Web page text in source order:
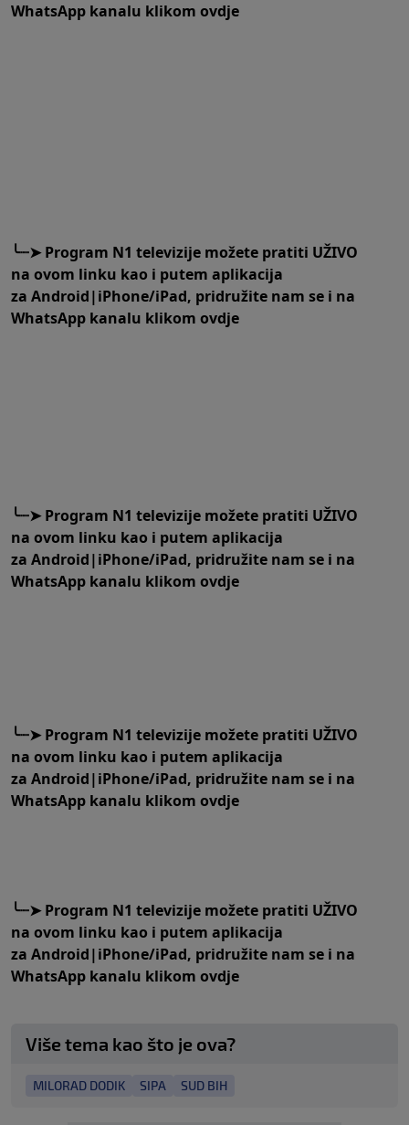
WhatsApp kanalu klikom ovdje
╰┈➤Program N1 televizije možete pratiti UŽIVO
na ovom linku kao i putem aplikacija
za Android|iPhone/iPad, pridružite nam se i na
WhatsApp kanalu klikom ovdje
╰┈➤Program N1 televizije možete pratiti UŽIVO
na ovom linku kao i putem aplikacija
za Android|iPhone/iPad, pridružite nam se i na
WhatsApp kanalu klikom ovdje
╰┈➤Program N1 televizije možete pratiti UŽIVO
na ovom linku kao i putem aplikacija
za Android|iPhone/iPad, pridružite nam se i na
WhatsApp kanalu klikom ovdje
╰┈➤Program N1 televizije možete pratiti UŽIVO
na ovom linku kao i putem aplikacija
za Android|iPhone/iPad, pridružite nam se i na
WhatsApp kanalu klikom ovdje
Više tema kao što je ova?
MILORAD DODIK SIPA SUD BIH